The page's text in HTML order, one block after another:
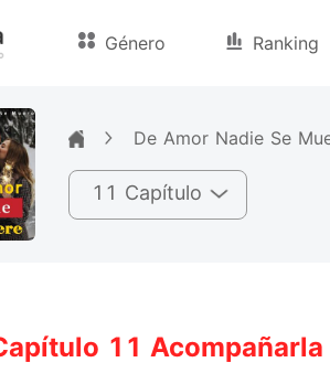
Género Ranking
De Amor Nadie Se
11 Capítulo
11 Acompañarla